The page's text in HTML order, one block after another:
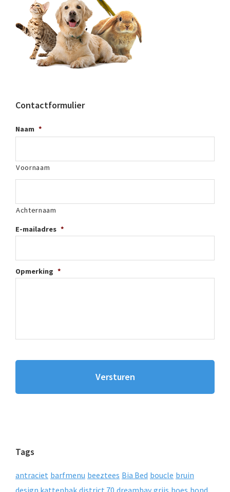
Contactformulier
Naam *
Voornaam
Achternaam
E-mailadres *
Opmerking *
Tags
antraciet barfmenu beeztees Bia Bed boucle bruin